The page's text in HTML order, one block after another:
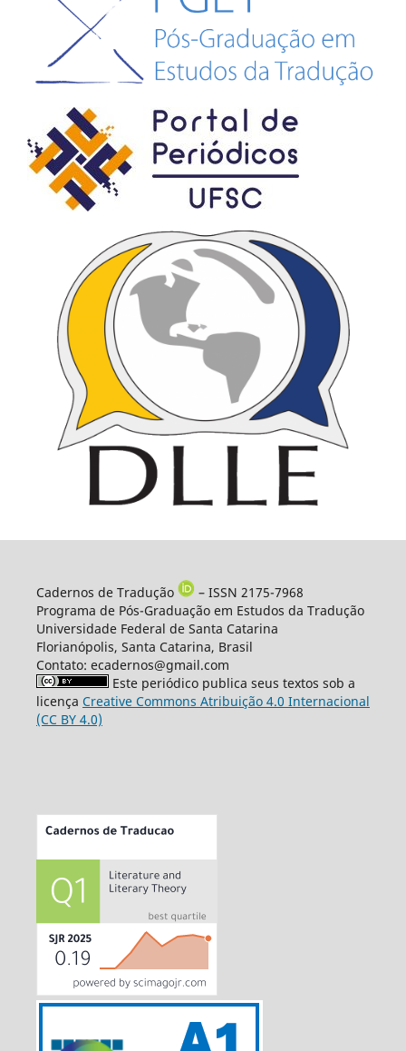
Cadernos de Tradução
– ISSN 2175-7968
Programa de Pós-Graduação em Estudos da Tradução
Universidade Federal de Santa Catarina
Florianópolis, Santa Catarina, Brasil
Contato: ecadernos@gmail.com
Este periódico publica seus textos sob a
licença Creative Commons Atribuição 4.0 Internacional
(CC BY 4.0)